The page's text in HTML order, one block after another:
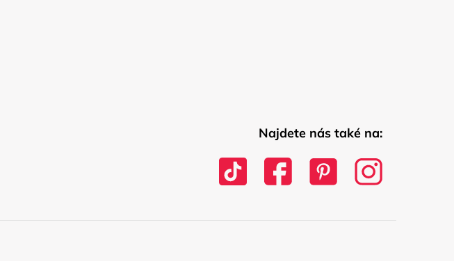
Najdete nás také na: